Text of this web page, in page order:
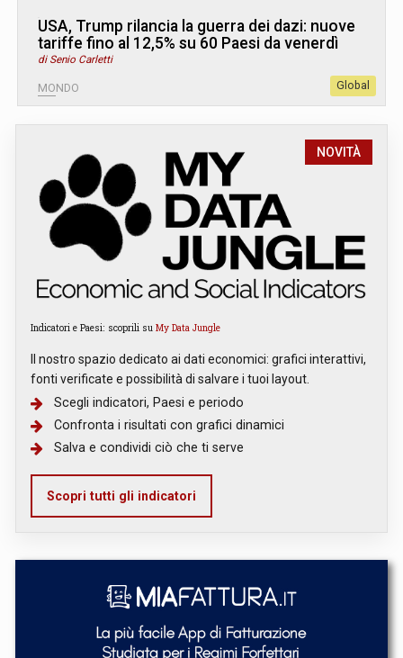
USA, Trump rilancia la guerra dei dazi: nuove
tariffe fino al 12,5% su 60 Paesi da venerdì
di Senio Carletti
MONDO Global
NOVITÀ
Indicatori e Paesi: scoprili su My Data Jungle
Il nostro spazio dedicato ai dati economici: grafici interattivi,
fonti verificate e possibilità di salvare i tuoi layout.
Scegli indicatori, Paesi e periodo
Confronta i risultati con grafici dinamici
Salva e condividi ciò che ti serve
Scopri tutti gli indicatori